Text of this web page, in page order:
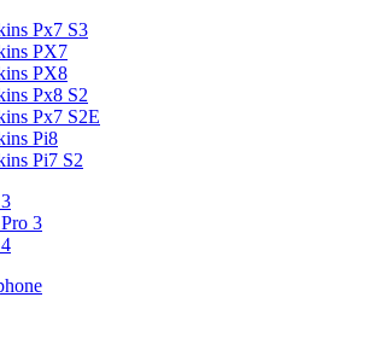
Px7 S3
PX7
PX8
Px8 S2
Px7 S2E
Pi8
Pi7 S2
3